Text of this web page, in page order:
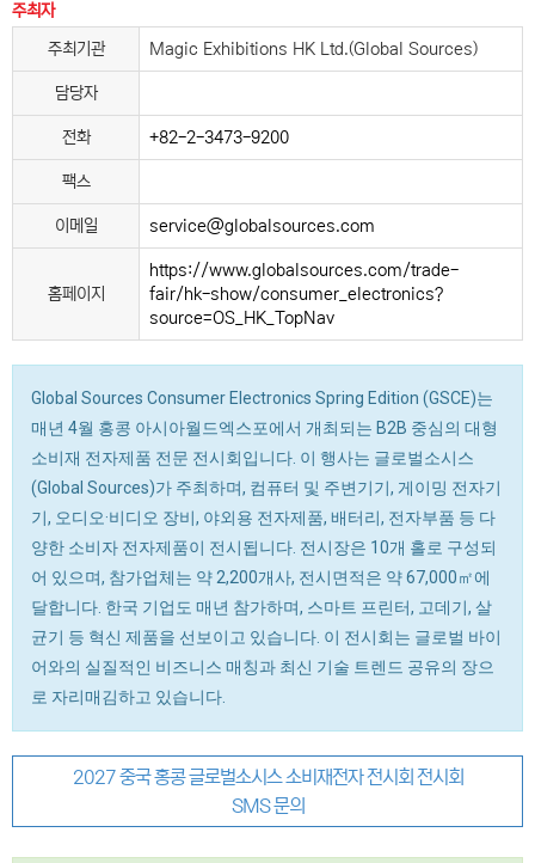
주최자
주최기관
Magic Exhibitions HK Ltd.(Global Sources)
담당자
전화 +82-2-3473-9200
팩스
이메일 service@globalsources.com
홈페이지
https://www.globalsources.com/trade-
fair/hk-show/consumer_electronics?
source=OS_HK_TopNav
Global Sources Consumer Electronics Spring Edition (GSCE)는
매년 4월 홍콩 아시아월드엑스포에서 개최되는 B2B 중심의 대형
소비재 전자제품 전문 전시회입니다. 이 행사는 글로벌소시스
(Global Sources)가 주최하며, 컴퓨터 및 주변기기, 게이밍 전자기
기, 오디오·비디오 장비, 야외용 전자제품, 배터리, 전자부품 등 다
양한 소비자 전자제품이 전시됩니다. 전시장은 10개 홀로 구성되
어 있으며, 참가업체는 약 2,200개사, 전시면적은 약 67,000㎡에
달합니다. 한국 기업도 매년 참가하며, 스마트 프린터, 고데기, 살
균기 등 혁신 제품을 선보이고 있습니다. 이 전시회는 글로벌 바이
어와의 실질적인 비즈니스 매칭과 최신 기술 트렌드 공유의 장으
로 자리매김하고 있습니다.
2027 중국 홍콩 글로벌소시스 소비재전자 전시회 전시회
SMS 문의